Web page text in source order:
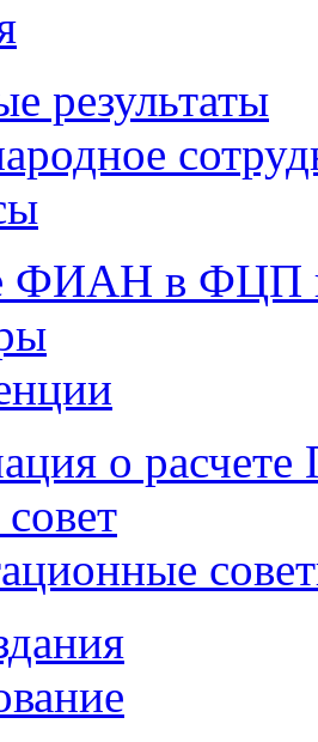
результаты
ФИАН в ФЦП
о